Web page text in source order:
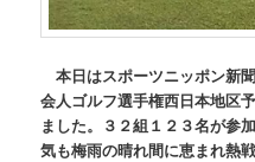
本日はスポーツニッポン新
会人ゴルフ選手権西日本地区
ました。３２組１２３名が参
気も梅雨の晴れ間に恵まれ熱